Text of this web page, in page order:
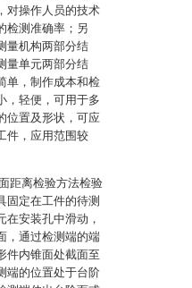
对操作人员的技术
检测准确率；另
量机构两部分结
量单元两部分结
单，制作成本和检
，轻便，可用于多
位置及形状，可应
件，应用范围较
距离检验方法检验
固定在工件的待测
在安装孔中滑动，
，通过检测端的端
件内锥面处截面至
端的位置处于台阶